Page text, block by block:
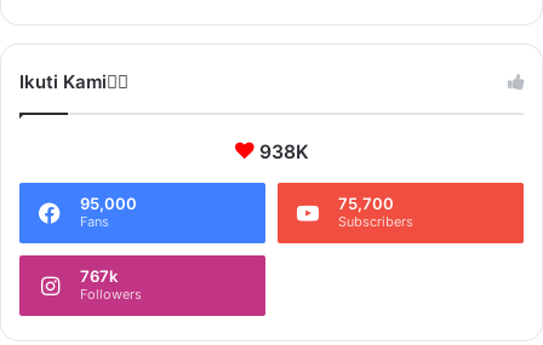
Ikuti Kami❤️‍🔥
938K
95,000
Fans
75,700
Subscribers
767k
Followers